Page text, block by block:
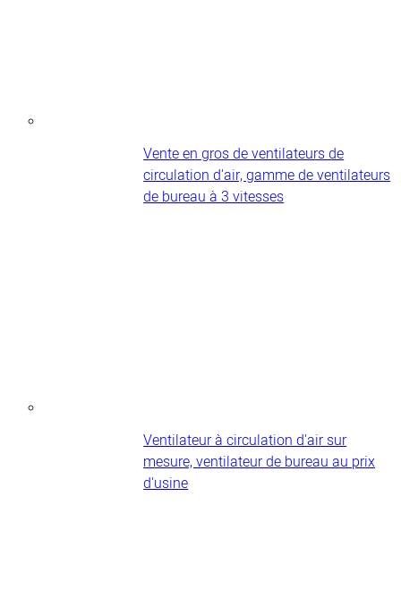
Vente en gros de ventilateurs de
circulation d'air, gamme de ventilateurs
de bureau à 3 vitesses
Ventilateur à circulation d'air sur
mesure, ventilateur de bureau au prix
d'usine